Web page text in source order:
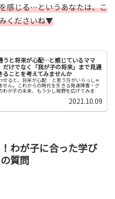
感じる…というあなたは、こ
くださいね▼
うと将来が心配…と感じているママ
だけでなく「我が子の将来」まで見通
ることを考えてみませんか
せると、将来が心配…と思う方がいらっしゃ
せん。これからの時代を生きる発達障害・グ
わが子の未来、もう少し視野を広げてみませ
かってきます。 2021.10.09
わが子に合った学び
質問